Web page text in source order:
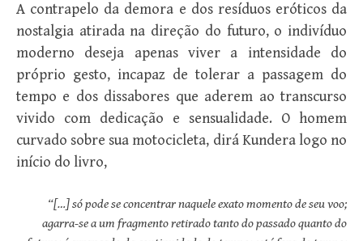
A contrapelo da demora e dos resíduos eróticos da
nostalgia atirada na direção do futuro, o indivíduo
moderno deseja apenas viver a intensidade do
próprio gesto, incapaz de tolerar a passagem do
tempo e dos dissabores que aderem ao transcurso
vivido com dedicação e sensualidade. O homem
curvado sobre sua motocicleta, dirá Kundera logo no
início do livro,
“[…] só pode se concentrar naquele exato momento de seu voo;
agarra-se a um fragmento retirado tanto do passado quanto do